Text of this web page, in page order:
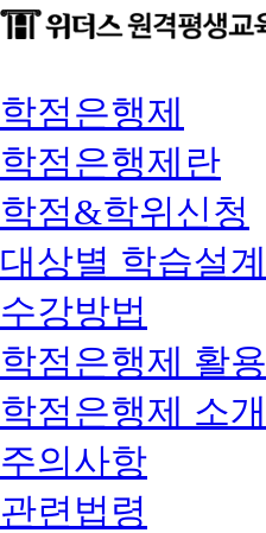
학점은행제
학점은행제란
학점&학위신청
대상별 학습설계
수강방법
학점은행제 활용
학점은행제 소개
주의사항
관련법령